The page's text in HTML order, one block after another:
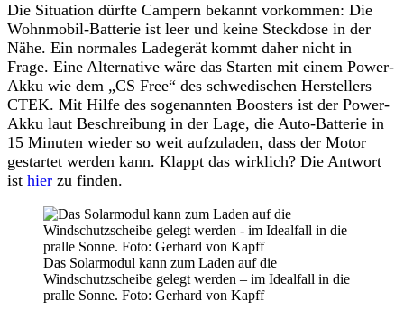
Die Situation dürfte Campern bekannt vorkommen: Die
Wohnmobil-Batterie ist leer und keine Steckdose in der
Nähe. Ein normales Ladegerät kommt daher nicht in
Frage. Eine Alternative wäre das Starten mit einem Power-
Akku wie dem „CS Free“ des schwedischen Herstellers
CTEK. Mit Hilfe des sogenannten Boosters ist der Power-
Akku laut Beschreibung in der Lage, die Auto-Batterie in
15 Minuten wieder so weit aufzuladen, dass der Motor
gestartet werden kann. Klappt das wirklich? Die Antwort
ist hier zu finden.
Das Solarmodul kann zum Laden auf die
Windschutzscheibe gelegt werden – im Idealfall in die
pralle Sonne. Foto: Gerhard von Kapff